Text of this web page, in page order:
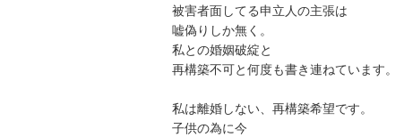
被害者面してる申立人の主張は
嘘偽りしか無く。
私との婚姻破綻と
再構築不可と何度も書き連ねています。
私は離婚しない、再構築希望です。
子供の為に今